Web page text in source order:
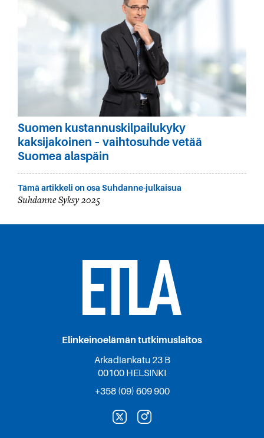
Suomen kustannuskilpailukyky
kaksijakoinen – vaihtosuhde vetää
Suomea alaspäin
Tämä artikkeli on osa Suhdanne-julkaisua
Suhdanne Syksy 2025
Elinkeinoelämän tutkimuslaitos
Arkadiankatu 23 B
00100 HELSINKI
+358 (09) 609 900